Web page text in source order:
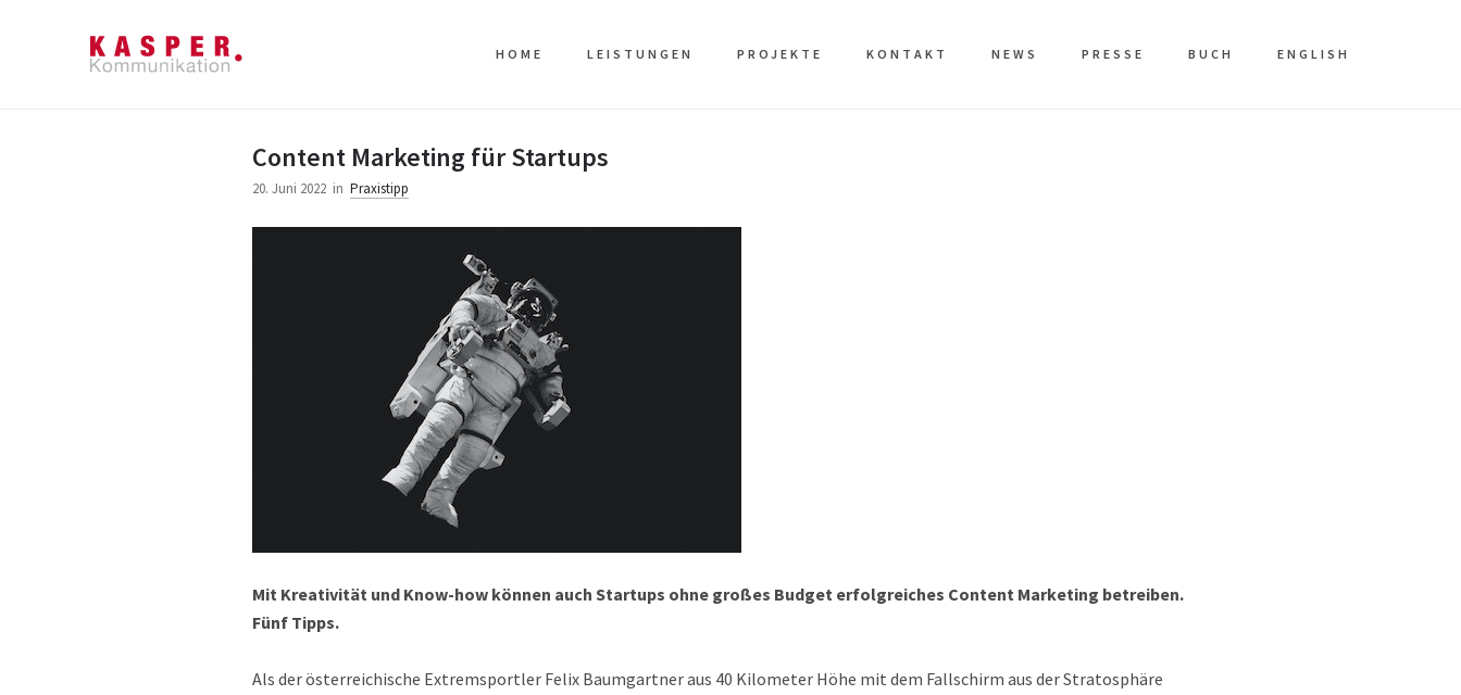
HOME LEISTUNGEN PROJEKTE KONTAKT NEWS PRESSE BUCH ENGLISH
Content Marketing für Startups
20. Juni 2022 in Praxistipp
Mit Kreativität und Know-how können auch Startups ohne großes Budget erfolgreiches Content Marketing betreiben.
Fünf Tipps.
Als der österreichische Extremsportler Felix Baumgartner aus 40 Kilometer Höhe mit dem Fallschirm aus der Stratosphäre